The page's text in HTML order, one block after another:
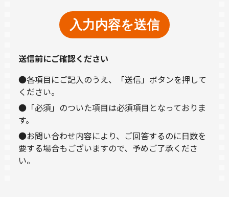
送信前にご確認ください
●各項目にご記入のうえ、「送信」ボタンを押して
ください。
●「必須」のついた項目は必須項目となっておりま
す。
●お問い合わせ内容により、ご回答するのに日数を
要する場合もございますので、予めご了承くださ
い。